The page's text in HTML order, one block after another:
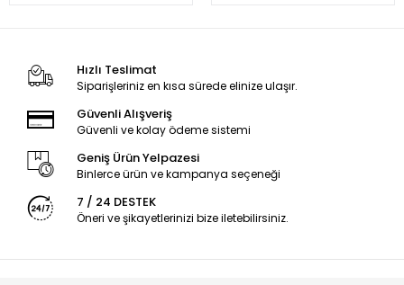
Hızlı Teslimat
Siparişleriniz en kısa sürede elinize ulaşır.
Güvenli Alışveriş
Güvenli ve kolay ödeme sistemi
Geniş Ürün Yelpazesi
Binlerce ürün ve kampanya seçeneği
7 / 24 DESTEK
Öneri ve şikayetlerinizi bize iletebilirsiniz.